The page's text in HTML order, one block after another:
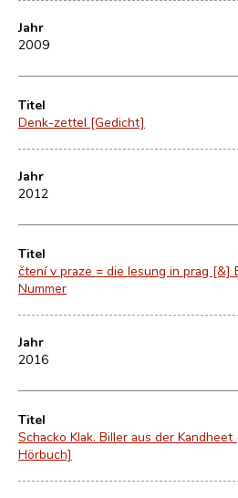
Jahr
2009
Titel
Denk-zettel [Gedicht]
Jahr
2012
Titel
čtení v praze = die lesung in prag [&]
Nummer
Jahr
2016
Titel
Schacko Klak. Biller aus der
Hörbuch]